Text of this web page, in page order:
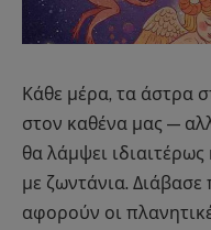
Κάθε μέρα, τα άστρα
στον καθένα μας —
θα λάμψει
με ζωντάνια.
αφορούν οι